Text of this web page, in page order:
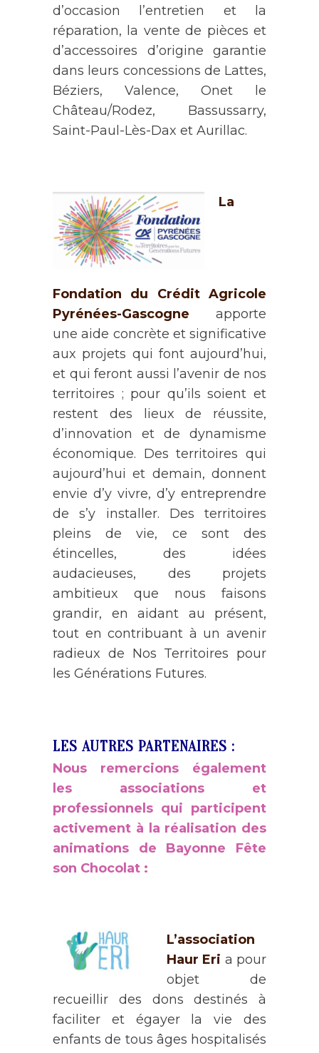
d’occasion l’entretien et la
réparation, la vente de pièces et
d’accessoires d’origine garantie
dans leurs concessions de Lattes,
Béziers, Valence, Onet le
Château/Rodez, Bassussarry,
Saint-Paul-Lès-Dax et Aurillac.
La
Fondation du Crédit Agricole
Pyrénées-Gascogne apporte
une aide concrète et significative
aux projets qui font aujourd’hui,
et qui feront aussi l’avenir de nos
territoires ; pour qu’ils soient et
restent des lieux de réussite,
d’innovation et de dynamisme
économique. Des territoires qui
aujourd’hui et demain, donnent
envie d’y vivre, d’y entreprendre
de s’y installer. Des territoires
pleins de vie, ce sont des
étincelles, des idées
audacieuses, des projets
ambitieux que nous faisons
grandir, en aidant au présent,
tout en contribuant à un avenir
radieux de Nos Territoires pour
les Générations Futures.
LES AUTRES PARTENAIRES :
Nous remercions également
les associations et
professionnels qui participent
activement à la réalisation des
animations de Bayonne Fête
son Chocolat :
L’association
Haur Eri a pour
objet de
recueillir des dons destinés à
faciliter et égayer la vie des
enfants de tous âges hospitalisés